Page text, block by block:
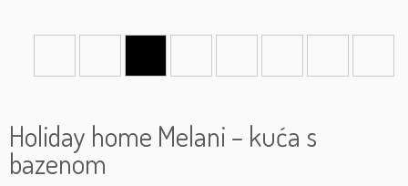
Holiday home Melani – kuća s
bazenom